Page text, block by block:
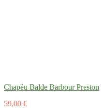
Chapéu Balde Barbour Preston
59,00 €